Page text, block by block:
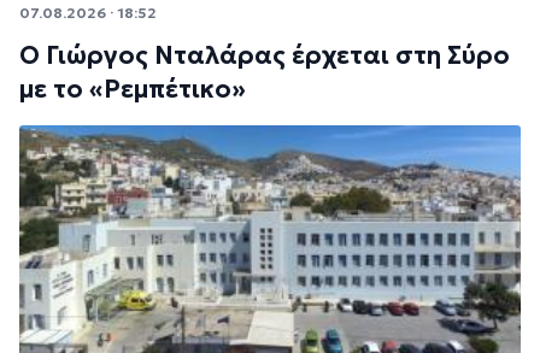
07.08.2026 · 18:52
Ο Γιώργος Νταλάρας έρχεται στη Σύρο
με το «Ρεμπέτικο»